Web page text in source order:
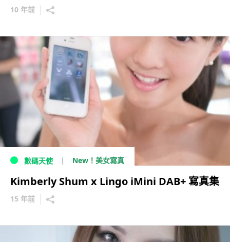
10 年前
數碼天使 New！美女寫真
Kimberly Shum x Lingo iMini DAB+ 寫真集
15 年前